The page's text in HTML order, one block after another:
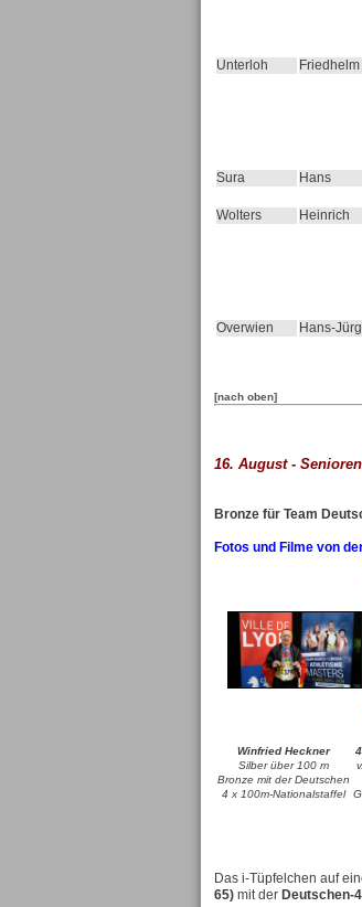
Unterloh Friedhelm
Sura Hans
Wolters Heinrich
Overwien Hans-
[nach oben]
16. August -
Bronze für Team
Fotos und Filme von
Winfried Heckner
Silber über 100 m
Bronze mit der Deutschen
4 x 100m-Nationalstaffel
Das i-Tüpfelchen auf
65) mit der Deutschen-